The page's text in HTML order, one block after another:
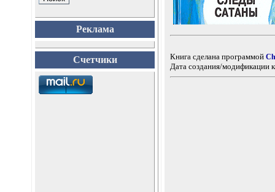
Реклама
Счетчики Книга сделана программой
Дата создания/модификации